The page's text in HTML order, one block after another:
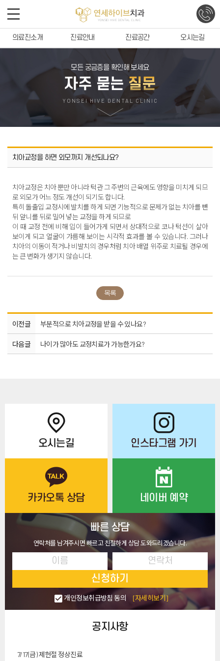
의료진소개 진료안내 진료공간 오시는길
모든 궁금증을 확인해 보세요
자주 묻는질문
YONSEI HIVE DENTAL CLINIC
치아교정을 하면 외모까지 개선되나요?
치아교정은 치아 뿐만 아니라 턱관 그 주변의 근육에도 영향을 미치게 되므
로 외모가 어느 정도 개선이 되기도 합니다.
특히 돌출입 교정시에 발치를 하게 되면 기능적으로 문제가 없는 치아를 뺸
뒤 앞니를 뒤로 밀어 넣는 교정을 하게 되므로
이 때 교정 전에 비해 입이 들어가게 되면서 상대적으로 코나 턱선이 살아
보이게 되고 얼굴이 갸름해 보이는 시각적 효과를 볼 수 있습니다. 그러나
치아의 이동이 적거나 비발치의 경우처럼 치아 배열 위주로 치료될 경우에
는 큰 변화가 생기지 않습니다.
목록
이전글 부분적으로 치아교정을 받을 수 있나요?
다음글 나이가 많아도 교정치료가 가능한가요?
공지사항
7/17(금) 제헌절 정상진료
오시는길 인스타그램 가기
카카오톡 상담 네이버 예약
빠른 상담
연락처를 남겨주시면 빠르고 친절하게 상담 도와드리겠습니다.
신청하기
개인정보취급방침 동의 [자세히보기]